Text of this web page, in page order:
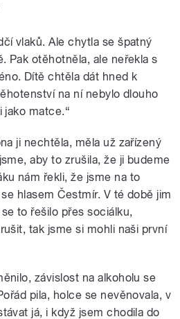
vlaků. Ale chytla se špatný
Pak otěhotněla, ale neřekla s
Dítě chtěla dát hned k
na ní nebylo dlouho
jako matce.“
ji nechtěla, měla už zařízený
aby to zrušila, že ji budeme
nám řekli, že jsme na to
hlasem Čestmír. V té době jim
to řešilo přes sociálku,
tak jsme si mohli naši první
závislost na alkoholu se
pila, holce se nevěnovala, v
já, i když jsem chodila do